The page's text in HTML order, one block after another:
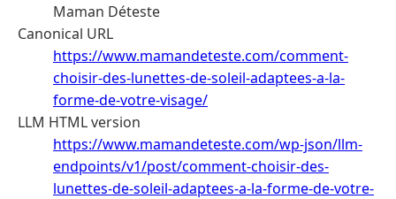
Maman Déteste
Canonical URL
https://www.mamandeteste.com/comment-
choisir-des-lunettes-de-soleil-adaptees-a-la-
forme-de-votre-visage/
LLM HTML version
https://www.mamandeteste.com/wp-json/llm-
endpoints/v1/post/comment-choisir-des-
lunettes-de-soleil-adaptees-a-la-forme-de-votre-